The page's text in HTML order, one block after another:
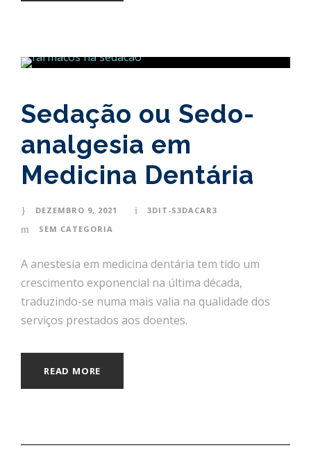
Sedação ou Sedo-
analgesia em
Medicina Dentária
DEZEMBRO 9, 2021
3DIT-S3DACAR3
SEM CATEGORIA
A anestesia em medicina dentária tem tido um
crescimento exponencial na última década,
traduzindo-se numa mais valia na qualidade dos
serviços prestados aos doentes.
READ MORE